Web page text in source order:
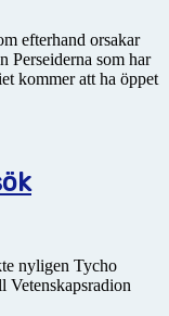
efterhand orsakar
Perseiderna som har
kommer att ha öppet
nyligen Tycho
Vetenskapsradion